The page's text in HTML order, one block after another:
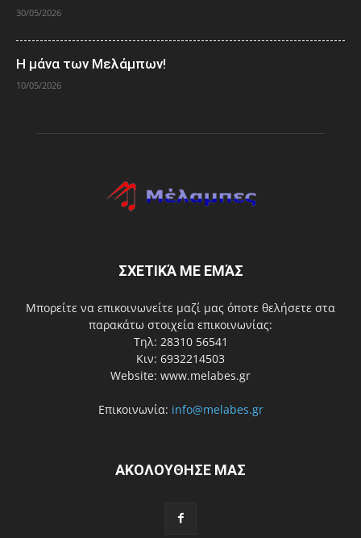
30/05/2026
Η μάνα των Μελάμπων!
10/05/2026
ΣΧΕΤΙΚΆ ΜΕ ΕΜΆΣ
Μπορείτε να επικοινωνείτε μαζί μας όποτε θελήσετε στα
παρακάτω στοιχεία επικοινωνίας:
Τηλ: 28310 56541
Κιν: 6932214503
Website: www.melabes.gr
Επικοινωνία: info@melabes.gr
ΑΚΟΛΟΥΘΗΣΕ ΜΑΣ